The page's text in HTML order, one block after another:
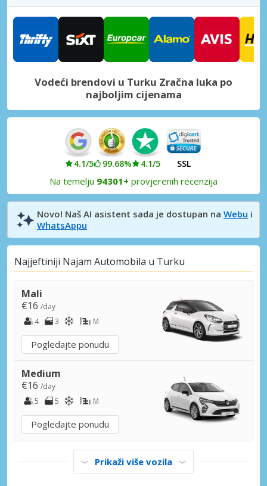
Vodeći brendovi u Turku Zračna luka po
najboljim cijenama
4.1/5 99.68% 4.1/5 SSL
Na temelju 94301+ provjerenih recenzija
Novo! Naš AI asistent sada je dostupan na Webu i
WhatsAppu
Najjeftiniji Najam Automobila u Turku
Mali
€16 /day
4
3 M
Pogledajte ponudu
Medium
€16 /day
5
5 M
Pogledajte ponudu
Prikaži više vozila